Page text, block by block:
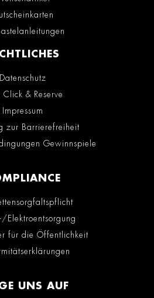
Datenschutz
Click & Reserve
Impressum
zur Barrierefreiheit
Gewinnspiele
Elektroentsorgung
für die Öffentlichkeit
UNS AUF